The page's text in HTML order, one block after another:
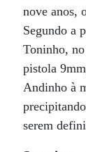
nove anos,
Segundo a
Toninho,
pistola
Andinho à
serem